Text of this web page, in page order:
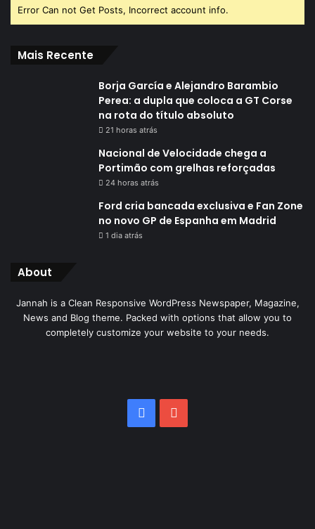
Error Can not Get Posts, Incorrect account info.
Mais Recente
Borja García e Alejandro Barambio
Perea: a dupla que coloca a GT Corse
na rota do título absoluto
21 horas atrás
Nacional de Velocidade chega a
Portimão com grelhas reforçadas
24 horas atrás
Ford cria bancada exclusiva e Fan Zone
no novo GP de Espanha em Madrid
1 dia atrás
About
Jannah is a Clean Responsive WordPress Newspaper, Magazine,
News and Blog theme. Packed with options that allow you to
completely customize your website to your needs.
Facebook